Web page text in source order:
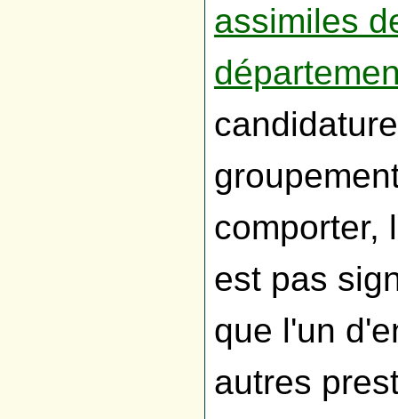
assimiles
comporter,
est pas
que l'un
autres